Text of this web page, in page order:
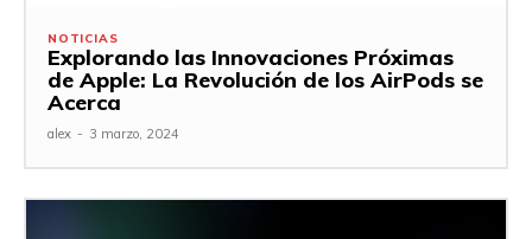
NOTICIAS
Explorando las Innovaciones Próximas
de Apple: La Revolución de los AirPods se
Acerca
alex - 3 marzo, 2024